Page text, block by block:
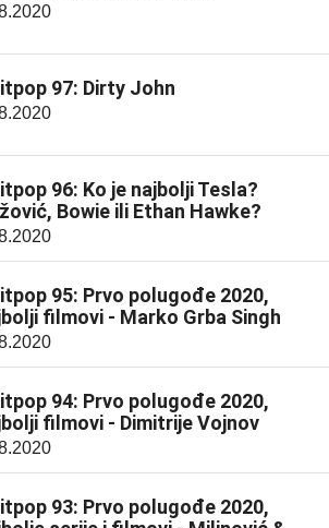
97: Dirty John
96: Ko je najbolji Tesla?
Bowie ili Ethan Hawke?
95: Prvo polugođe 2020,
filmovi - Marko Grba Singh
94: Prvo polugođe 2020,
filmovi - Dimitrije Vojnov
93: Prvo polugođe 2020,